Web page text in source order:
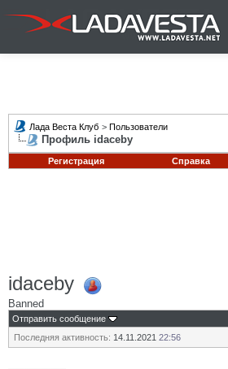
Лада Веста Клуб > Пользователи
Профиль idaceby
Регистрация Справка
idaceby
Banned
Отправить сообщение
Последняя активность: 14.11.2021 22:56